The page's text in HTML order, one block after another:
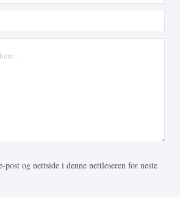
og nettside i denne nettleseren for neste